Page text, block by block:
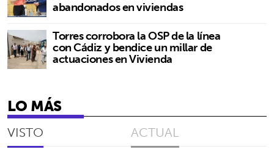
abandonados en viviendas
Torres corrobora la OSP de la línea
con Cádiz y bendice un millar de
actuaciones en Vivienda
LO MÁS
VISTO ACTUAL